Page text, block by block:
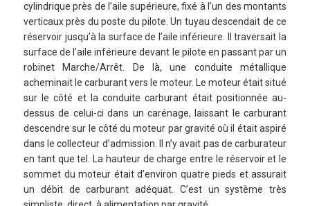
cylindrique près de l’aile supérieure, fixé à l’un des montants
verticaux près du poste du pilote. Un tuyau descendait de ce
réservoir jusqu’à la surface de l’aile inférieure. Il traversait la
surface de l’aile inférieure devant le pilote en passant par un
robinet Marche/Arrêt. De là, une conduite métallique
acheminait le carburant vers le moteur. Le moteur était situé
sur le côté et la conduite carburant était positionnée au-
dessus de celui-ci dans un carénage, laissant le carburant
descendre sur le côté du moteur par gravité où il était aspiré
dans le collecteur d’admission. Il n’y avait pas de carburateur
en tant que tel. La hauteur de charge entre le réservoir et le
sommet du moteur était d’environ quatre pieds et assurait
un débit de carburant adéquat. C’est un système très